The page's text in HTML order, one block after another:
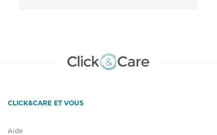
CLICK&CARE ET VOUS
Aide